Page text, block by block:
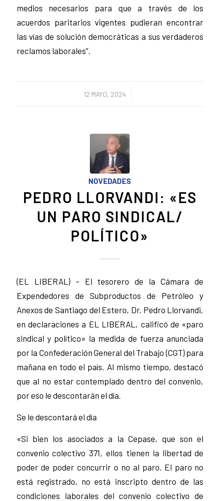
medios necesarios para que a través de los
acuerdos paritarios vigentes pudieran encontrar
las vías de solución democráticas a sus verdaderos
reclamos laborales”.
12 MAYO, 2024
/
NOVEDADES
PEDRO LLORVANDI: «ES
UN PARO SINDICAL/
POLÍTICO»
(EL LIBERAL) – El tesorero de la Cámara de
Expendedores de Subproductos de Petróleo y
Anexos de Santiago del Estero, Dr. Pedro Llorvandi,
en declaraciones a EL LIBERAL, calificó de «paro
sindical y político» la medida de fuerza anunciada
por la Confederación General del Trabajo (CGT) para
mañana en todo el país. Al mismo tiempo, destacó
que al no estar contemplado dentro del convenio,
por eso le descontarán el día.
Se le descontará el día
«Si bien los asociados a la Cepase, que son el
convenio colectivo 371, ellos tienen la libertad de
poder de poder concurrir o no al paro. El paro no
está registrado, no está inscripto dentro de las
condiciones laborales del convenio colectivo de